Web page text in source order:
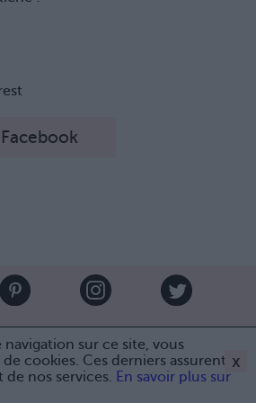
sur ce site, vous
cookies. Ces derniers assurent le
nos services. En savoir plus sur
x
nous ? Presse
Annonceur
légales
Contact
- Tous droits réservés